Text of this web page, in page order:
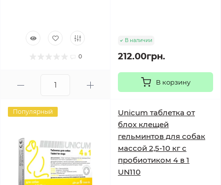
0
В наличии
212.00грн.
В корзину
Популярный
Unicum таблетка от
блох клещей
гельминтов для собак
массой 2,5-10 кг с
пробиотиком 4 в 1
UN110